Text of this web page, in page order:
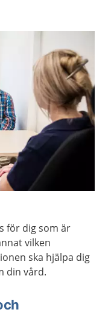
för dig som är
vilken
ska hjälpa dig
din vård.